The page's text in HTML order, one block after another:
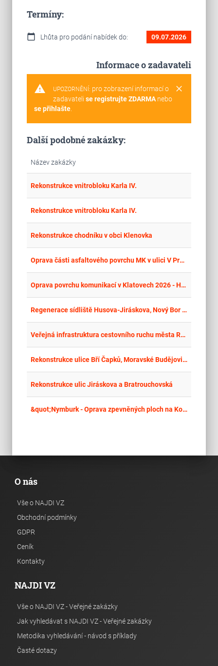
Termíny:
calendar_today Lhůta pro podání nabídek do: 09.07.2026
Informace o zadavateli
warning clear
UPOZORNĚNÍ: pro zobrazení informací o
zadavateli se registrujte ZDARMAnebo
se přihlašte.
Další podobné zakázky:
Název zakázky
Rekonstrukce vnitrobloku Karla IV.
Rekonstrukce vnitrobloku Karla IV.
Rekonstrukce chodníku v obci Klenovka
Oprava části asfaltového povrchu MK v ulici V Průhonech v Chrudimi
Oprava povrchu komunikací v Klatovech 2026 - Havlíčkova ulice
Regenerace sídliště Husova-Jiráskova, Nový Bor – realizace 2026
Veřejná infrastruktura cestovního ruchu města Rumburk - parkoviště ul. Na Valech
Rekonstrukce ulice Bří Čapků, Moravské Budějovice
Rekonstrukce ulic Jiráskova a Bratrouchovská
&quot;Nymburk - Oprava zpevněných ploch na Kostelním náměstí, rekonstrukce ulic Soudní a Na Fortně&quot;
O nás
Vše o NAJDI VZ
Obchodní podmínky
GDPR
Ceník
Kontakty
NAJDI VZ
Vše o NAJDI VZ - Veřejné zakázky
Jak vyhledávat s NAJDI VZ - Veřejné zakázky
Metodika vyhledávání - návod s příklady
Časté dotazy